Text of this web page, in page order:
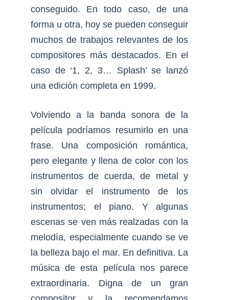
conseguido. En todo caso, de una
forma u otra, hoy se pueden conseguir
muchos de trabajos relevantes de los
compositores más destacados. En el
caso de ‘1, 2, 3… Splash’ se lanzó
una edición completa en 1999.
Volviendo a la banda sonora de la
película podríamos resumirlo en una
frase. Una composición romántica,
pero elegante y llena de color con los
instrumentos de cuerda, de metal y
sin olvidar el instrumento de los
instrumentos; el piano. Y algunas
escenas se ven más realzadas con la
melodía, especialmente cuando se ve
la belleza bajo el mar. En definitiva. La
música de esta película nos parece
extraordinaria. Digna de un gran